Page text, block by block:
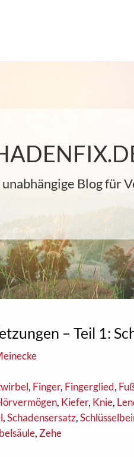
Blog für
– Teil 1:
, Finger, Fingerglied,
, Kiefer, Knie,
,Schadensersatz,
, Zehe